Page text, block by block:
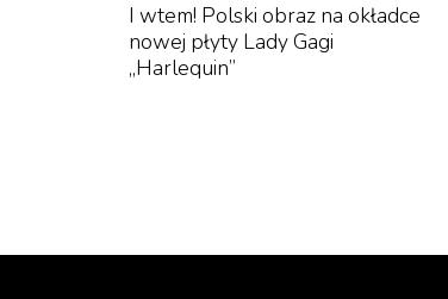
I wtem! Polski obraz na okładce
nowej płyty Lady Gagi
„Harlequin”